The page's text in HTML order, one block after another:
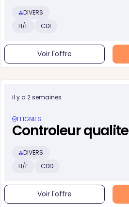
DIVERS
H/F
CDI
Voir l'offre
il y a 2 semaines
FEIGNIES
Controleur qualite
DIVERS
H/F
CDD
Voir l'offre